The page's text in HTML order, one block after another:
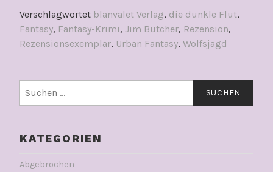
Verschlagwortet blanvalet Verlag, die dunkle Flut,
Fantasy, Fantasy-Krimi, Jim Butcher, Rezension,
Rezensionsexemplar, Urban Fantasy, Wolfsjagd
nach:
KATEGORIEN
Abgebrochen